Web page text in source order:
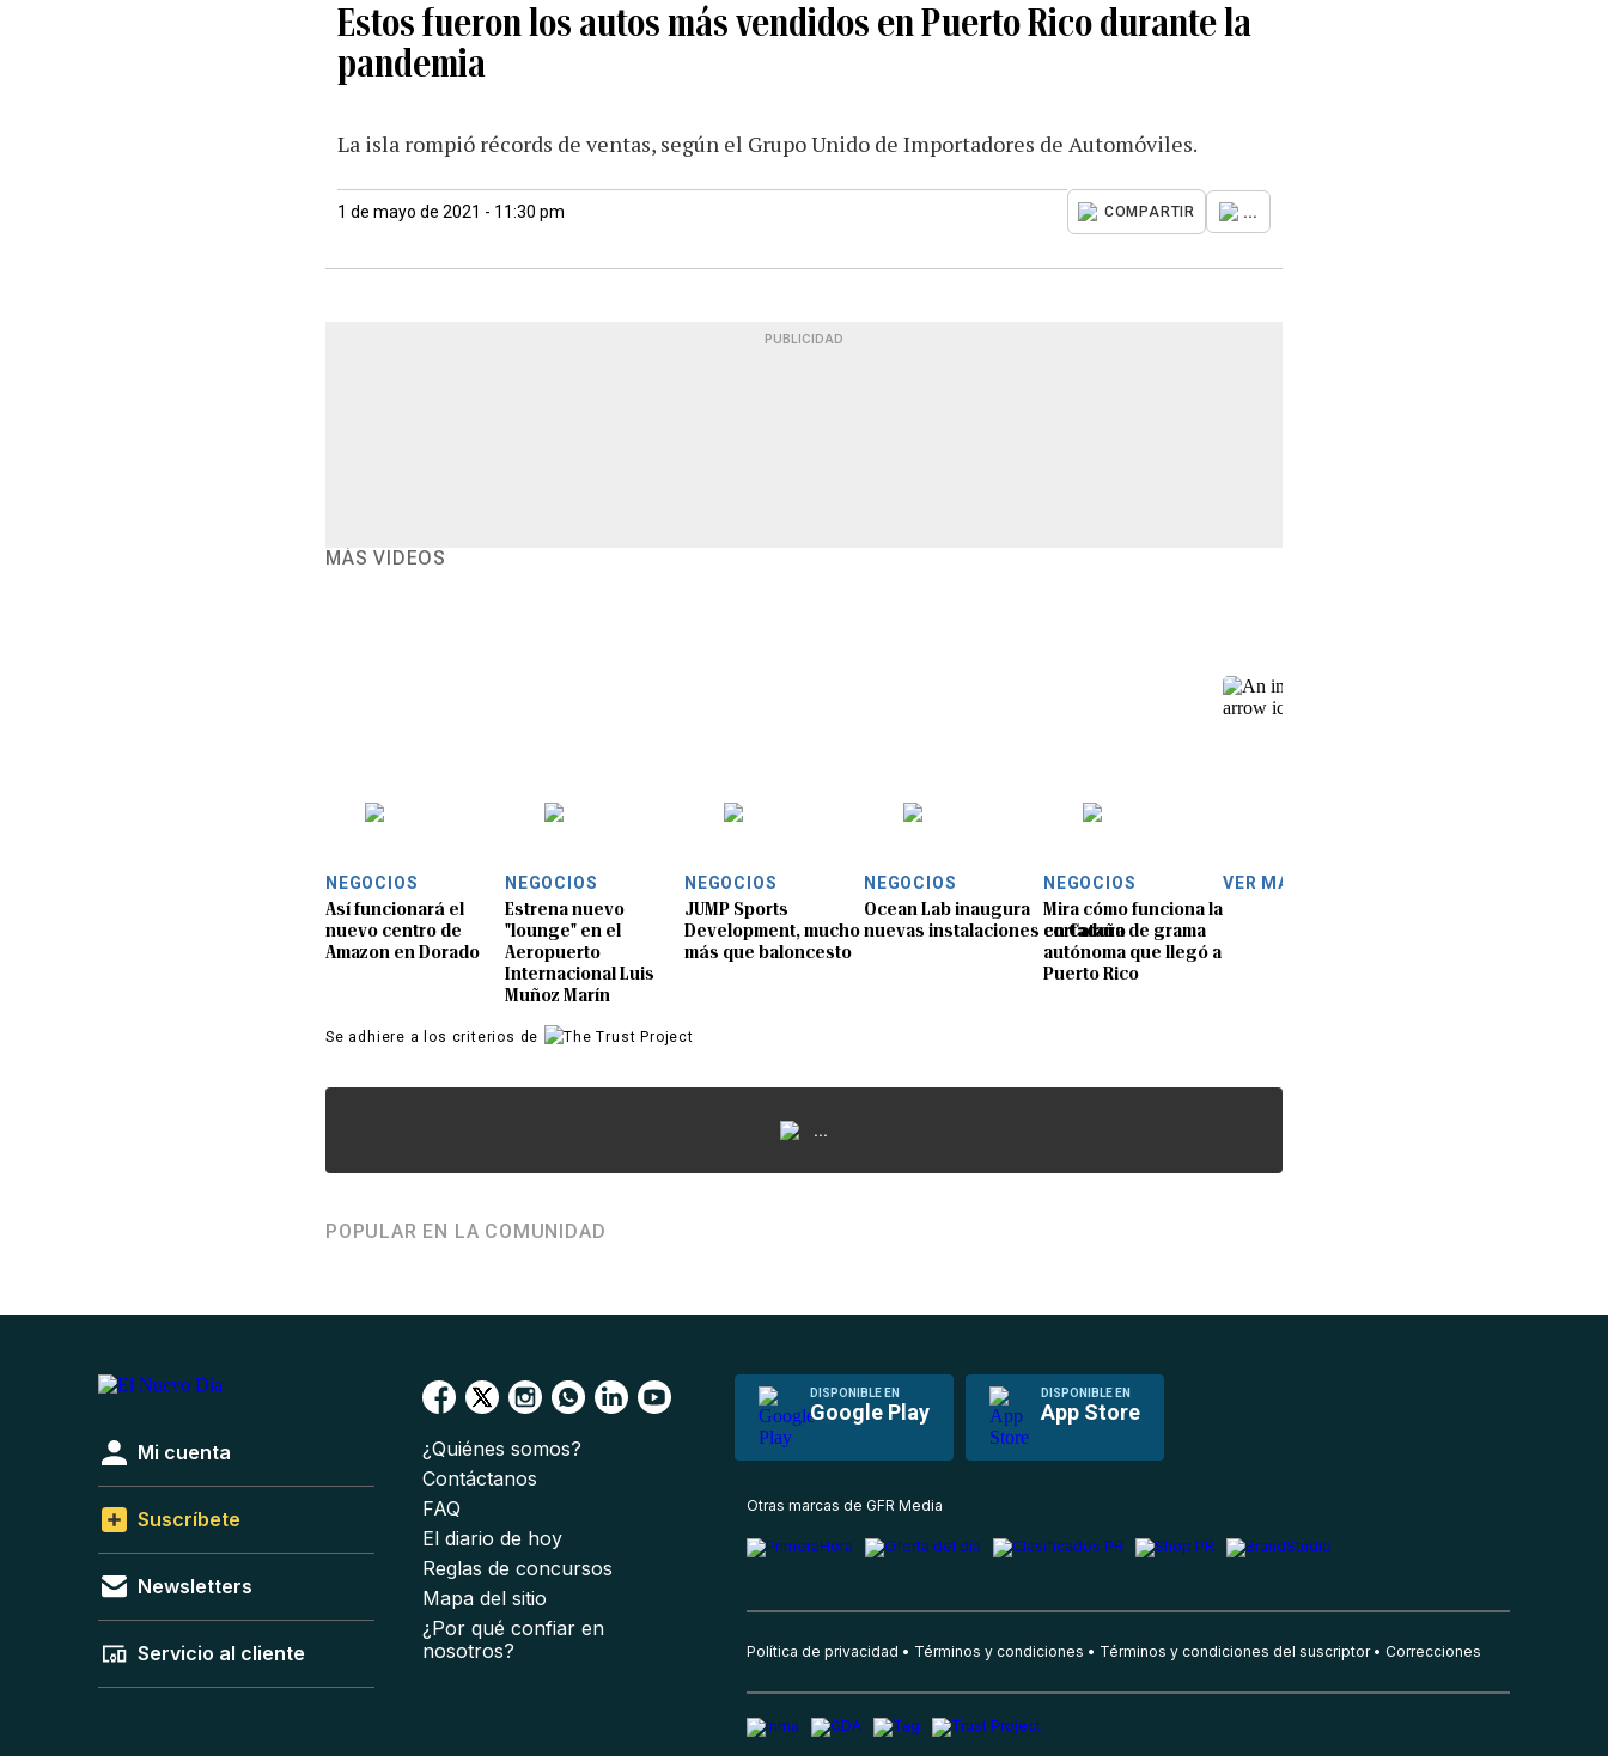
Estos fueron los autos más vendidos en Puerto Rico durante la
pandemia
La isla rompió récords de ventas, según el Grupo Unido de Importadores de Automóviles.
1 de mayo de 2021 - 11:30 pm COMPARTIR ...
PUBLICIDAD
MÁS VIDEOS
NEGOCIOS
Así funcionará el
nuevo centro de
Amazon en Dorado
NEGOCIOS
Estrena nuevo
"lounge" en el
Aeropuerto
Internacional Luis
Muñoz Marín
NEGOCIOS
JUMP Sports
Development, mucho
más que baloncesto
NEGOCIOS
Ocean Lab inaugura
nuevas instalaciones en Cataño
NEGOCIOS
Mira cómo funciona la
cortadora de grama
autónoma que llegó a
Puerto Rico
VER MÁS
Se adhiere a los criterios de
...
POPULAR EN LA COMUNIDAD
DISPONIBLE EN
Google Play
DISPONIBLE EN
App Store
Mi cuenta
Suscríbete
Newsletters
Servicio al cliente
¿Quiénes somos?
Contáctanos
FAQ
El diario de hoy
Reglas de concursos
Mapa del sitio
¿Por qué confiar en
nosotros?
Otras marcas de GFR Media
Política de privacidad Términos y condiciones Términos y condiciones del suscriptor Correcciones